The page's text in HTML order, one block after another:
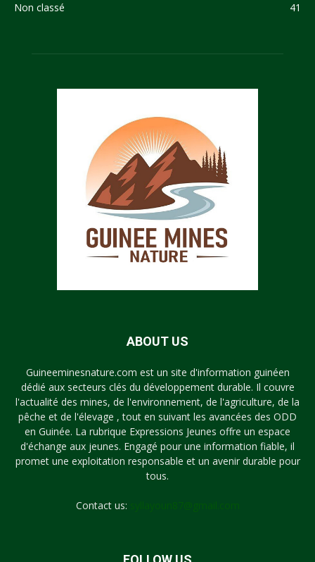
Non classé
41
ABOUT US
Guineeminesnature.com est un site d'information guinéen
dédié aux secteurs clés du développement durable. Il couvre
l'actualité des mines, de l'environnement, de l'agriculture, de la
pêche et de l'élevage , tout en suivant les avancées des ODD
en Guinée. La rubrique Expressions Jeunes offre un espace
d'échange aux jeunes. Engagé pour une information fiable, il
promet une exploitation responsable et un avenir durable pour
tous.
Contact us: